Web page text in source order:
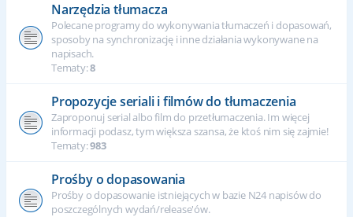
Narzędzia tłumacza
Polecane programy do wykonywania tłumaczeń i dopasowań,
sposoby na synchronizację i inne działania wykonywane na
napisach.
Tematy:8
Propozycje seriali i filmów do tłumaczenia
Zaproponuj serial albo film do przetłumaczenia. Im więcej
informacji podasz, tym większa szansa, że ktoś nim się zajmie!
Tematy:983
Prośby o dopasowania
Prośby o dopasowanie istniejących w bazie N24 napisów do
poszczególnych wydań/release'ów.